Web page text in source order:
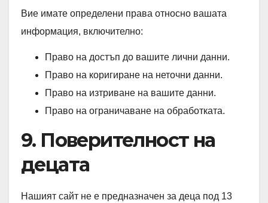
Вие имате определени права относно вашата
информация, включително:
Право на достъп до вашите лични данни.
Право на коригиране на неточни данни.
Право на изтриване на вашите данни.
Право на ограничаване на обработката.
9. Поверителност на
децата
Нашият сайт не е предназначен за деца под 13